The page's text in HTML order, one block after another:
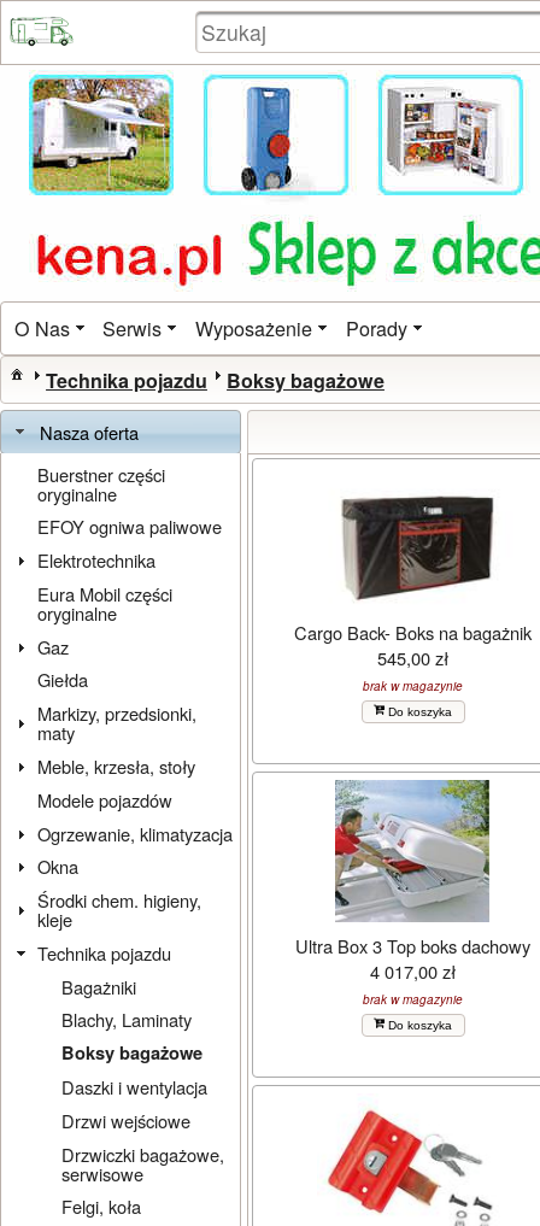
O Nas Serwis Wyposażenie Porady
Technika pojazdu Boksy bagażowe
Nasza oferta
Buerstner części
oryginalne
EFOY ogniwa paliwowe
Elektrotechnika
Eura Mobil części
oryginalne
Gaz
Giełda
Markizy, przedsionki,
maty
Meble, krzesła, stoły
Modele pojazdów
Ogrzewanie, klimatyzacja
Okna
Środki chem. higieny,
kleje
Technika pojazdu
Bagażniki
Blachy, Laminaty
Boksy bagażowe
Daszki i wentylacja
Drzwi wejściowe
Drzwiczki bagażowe,
serwisowe
Felgi, koła
Cargo Back- Boks na bagażnik
545,00 zł
brak w magazynie
Do koszyka
Ultra Box 3 Top boks dachowy
4 017,00 zł
brak w magazynie
Do koszyka